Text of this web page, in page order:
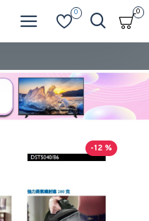
0 0
-12 %